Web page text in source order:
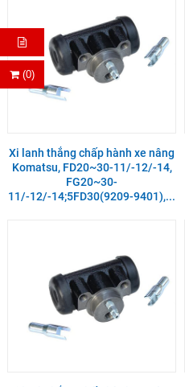
(0)
Xi lanh thắng chấp hành xe nâng
Komatsu, FD20~30-11/-12/-14,
FG20~30-
11/-12/-14;5FD30(9209-9401),...